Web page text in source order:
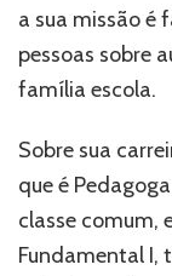
a sua missão é
pessoas sobre
família escola.
Sobre sua
que é
classe comum,
Fundamental I,